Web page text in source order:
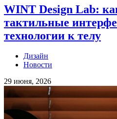
WINT Design Lab:
тактильные
технологии к телу
Дизайн
Новости
29 июня, 2026